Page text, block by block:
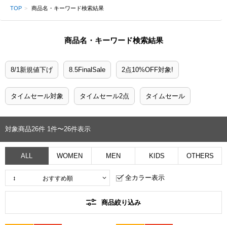
TOP 商品名・キーワード検索結果
商品名・キーワード検索結果
8/1新規値下げ 8.5FinalSale 2点10%OFF対象!
タイムセール対象 タイムセール2点 タイムセール
【2点以上10%OFF対象】
対象商品26件 1件〜26件表示
ALL WOMEN MEN KIDS OTHERS
全カラー表示
商品絞り込み